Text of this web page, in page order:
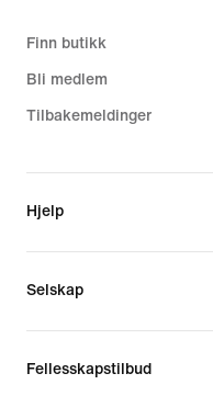
Finn butikk
Bli medlem
Tilbakemeldinger
Hjelp
Selskap
Fellesskapstilbud